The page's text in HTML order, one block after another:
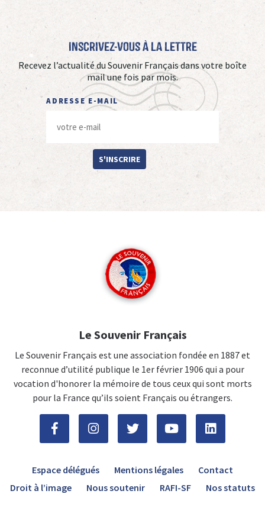
Inscrivez-vous à La Lettre
Recevez l’actualité du Souvenir Français dans votre boîte
mail une fois par mois.
ADRESSE E-MAIL
S'INSCRIRE
Le Souvenir Français
Le Souvenir Français est une association fondée en 1887 et
reconnue d’utilité publique le 1er février 1906 qui a pour
vocation d'honorer la mémoire de tous ceux qui sont morts
pour la France qu’ils soient Français ou étrangers.
Espace délégués Mentions légales
Contact
Droit à l’image
Nous soutenir RAFI-SF Nos statuts